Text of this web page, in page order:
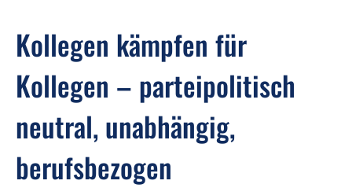
Kollegen kämpfen für
Kollegen – parteipolitisch
neutral, unabhängig,
berufsbezogen